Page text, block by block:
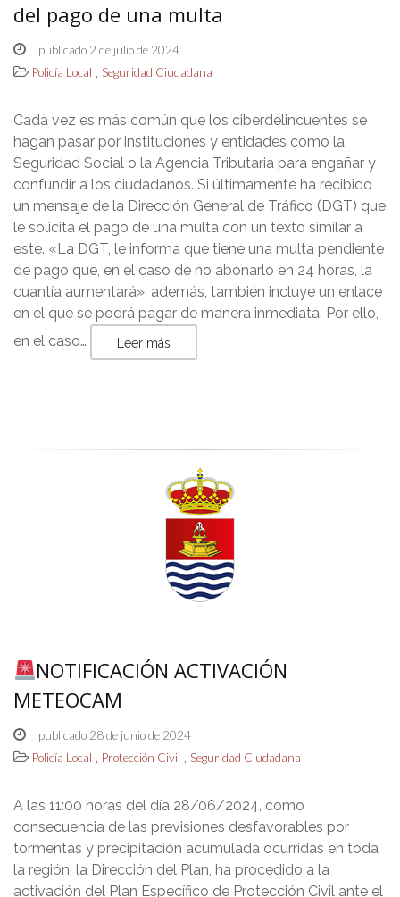
del pago de una multa
publicado 2 de julio de 2024
Policía Local , Seguridad Ciudadana
Cada vez es más común que los ciberdelincuentes se
hagan pasar por instituciones y entidades como la
Seguridad Social o la Agencia Tributaria para engañar y
confundir a los ciudadanos. Si últimamente ha recibido
un mensaje de la Dirección General de Tráfico (DGT) que
le solicita el pago de una multa con un texto similar a
este. «La DGT, le informa que tiene una multa pendiente
de pago que, en el caso de no abonarlo en 24 horas, la
cuantía aumentará», además, también incluye un enlace
en el que se podrá pagar de manera inmediata. Por ello,
en el caso…
Leer más
NOTIFICACIÓN ACTIVACIÓN
METEOCAM
publicado 28 de junio de 2024
Policía Local , Protección Civil , Seguridad Ciudadana
A las 11:00 horas del día 28/06/2024, como
consecuencia de las previsiones desfavorables por
tormentas y precipitación acumulada ocurridas en toda
la región, la Dirección del Plan, ha procedido a la
activación del Plan Específico de Protección Civil ante el